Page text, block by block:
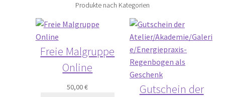
Produkte nach Kategorien
Freie Malgruppe
Online
50,00€
Gutschein der